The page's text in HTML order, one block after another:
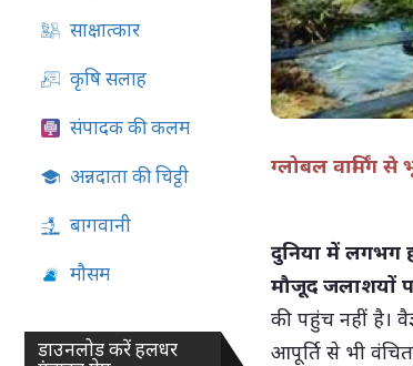
साक्षात्कार
कृषि सलाह
संपादक की कलम
अन्नदाता की चिट्ठी
बागवानी
मौसम
डाउनलोड करें हलधर
ग्लोबल वार्मिंग
दुनिया में लगभग
मौजूद जलाशयों
की पहुंच नहीं है।
आपूर्ति से भी